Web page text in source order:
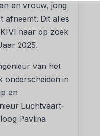
en vrouw, jong
afneemt. Dit alles
naar op zoek
2025.
van het
onderscheiden in
en
Luchtvaart-
Pavlina